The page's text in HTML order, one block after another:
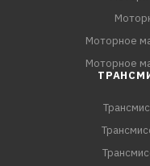
Моторное
Моторное